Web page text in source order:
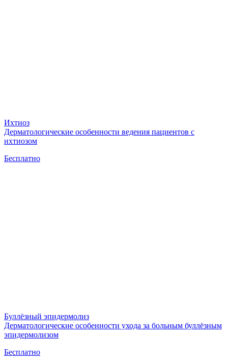
Ихтиоз
Дерматологические особенности ведения пациентов с
ихтиозом
Бесплатно
Буллёзный эпидермолиз
Дерматологические особенности ухода за больным буллёзным
эпидермолизом
Бесплатно